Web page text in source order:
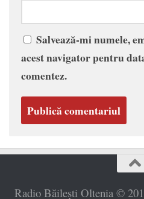
Salvează-mi numele,
acest navigator pentru
comentez.
Radio Băilești Oltenia ©